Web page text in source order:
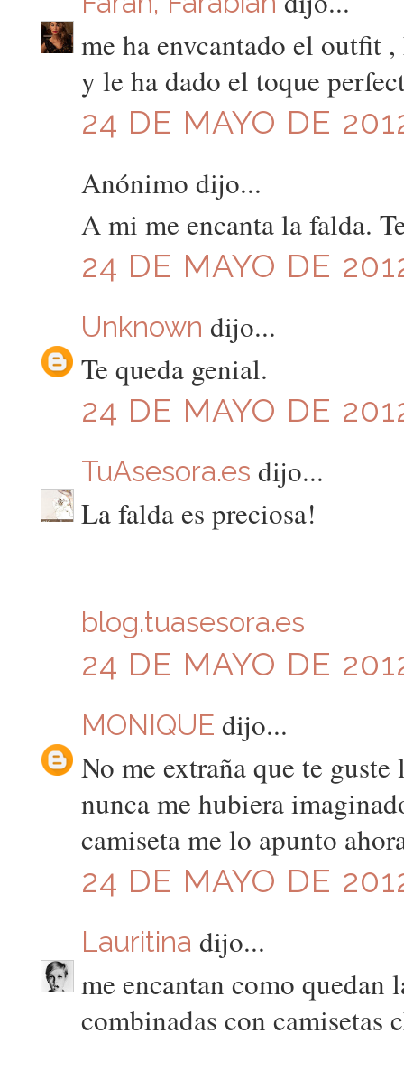
me ha envcantado el outfit
y le ha dado el toque
24 DE MAYO DE
Anónimo dijo...
A mi me encanta la falda.
24 DE MAYO DE
Unknown dijo...
Te queda genial.
24 DE MAYO DE
TuAsesora.es dijo...
La falda es preciosa!
blog.tuasesora.es
24 DE MAYO DE
MONIQUE dijo...
No me extraña que te
nunca me hubiera
camiseta me lo apunto
24 DE MAYO DE
Lauritina dijo...
me encantan como quedan
combinadas con camisetas